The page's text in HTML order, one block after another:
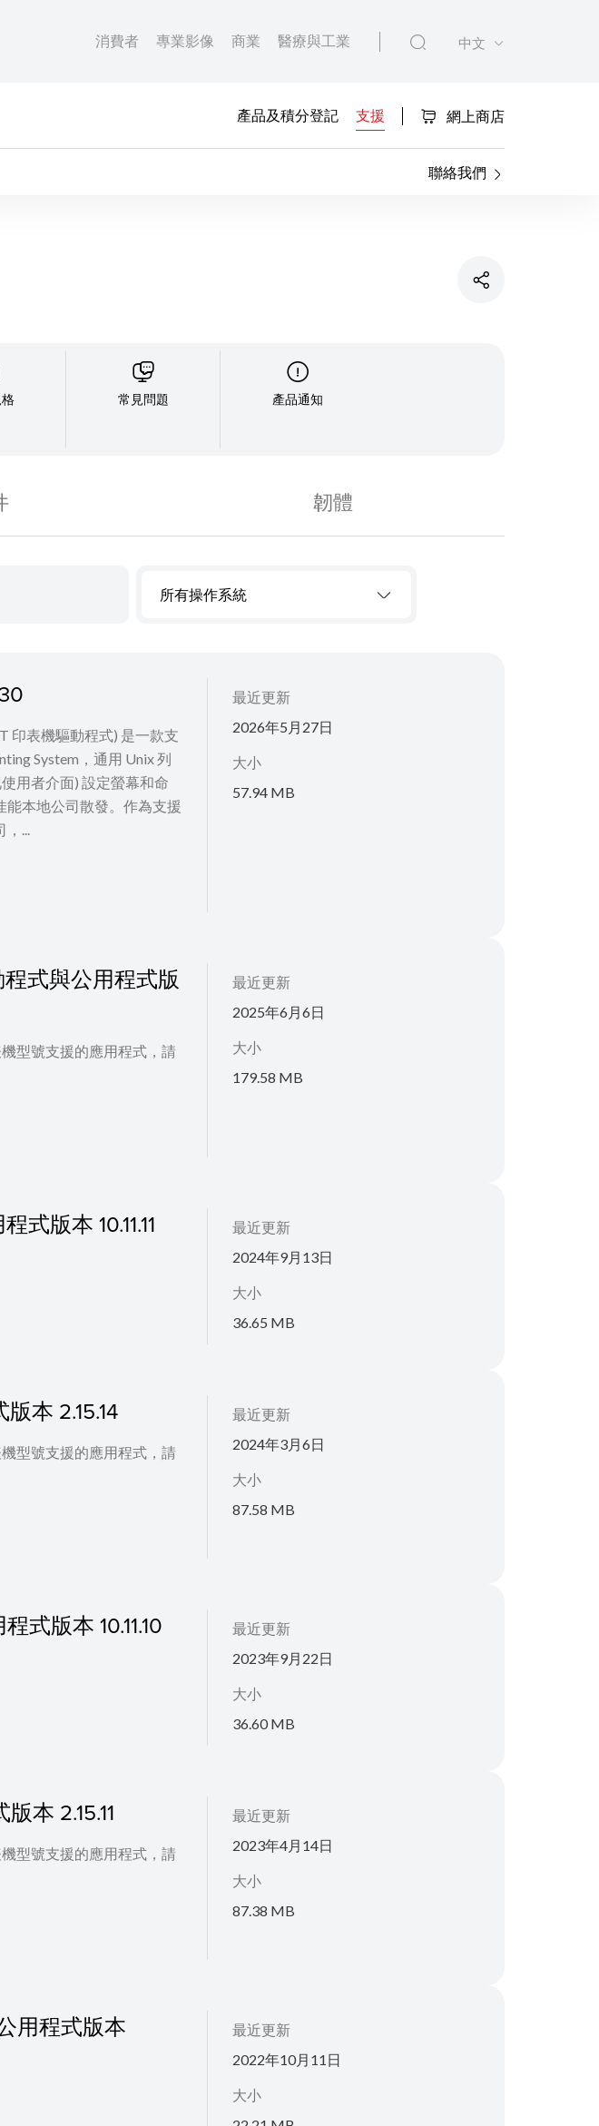
消費者 專業影像 商業 醫療與工業 中文
產品及積分登記 支援 網上商店
聯絡我們
常見問題 產品通知
韌體
所有操作系統
印表機驅動程式) 是一款支
System，通用 Unix 列
用者介面) 設定螢幕和命
本地公司散發。作為支援
，...
最近更新
2026年5月27日
大小
57.94 MB
程式與公用程式版
型號支援的應用程式，請
最近更新
2025年6月6日
大小
179.58 MB
式版本 10.11.11
最近更新
2024年9月13日
大小
36.65 MB
本 2.15.14
型號支援的應用程式，請
最近更新
2024年3月6日
大小
87.58 MB
式版本 10.11.10
最近更新
2023年9月22日
大小
36.60 MB
本 2.15.11
型號支援的應用程式，請
最近更新
2023年4月14日
大小
87.38 MB
用程式版本
最近更新
2022年10月11日
大小